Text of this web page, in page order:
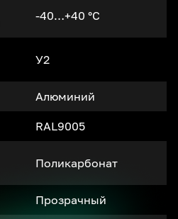
-40…+40 °С
У2
Алюминий
RAL9005
Поликарбонат
Прозрачный